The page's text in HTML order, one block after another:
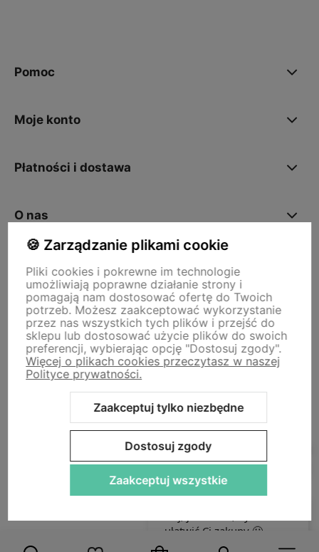
Pomoc
Moje konto
Płatności i dostawa
O nas
Storm - sklep plastyczny
Adres sklepu internetowego:ul. Kazimierza Wielkiego 29a, 50-077
WrocławSiedziba firmy:ul. Jana Uphagena 19, 80-237 Gdańsk NIP:
5840152571
zamowienia@stormplastyczny.pl| Tel.:781350938
Sklep internetowy Shoper Premium
Szablon Shoper Modern 3.0™
🍪 Zarządzanie plikami cookie
Pliki cookies i pokrewne im technologie
umożliwiają poprawne działanie strony i
pomagają nam dostosować ofertę do Twoich
potrzeb. Możesz zaakceptować wykorzystanie
przez nas wszystkich tych plików i przejść do
sklepu lub dostosować użycie plików do swoich
preferencji, wybierając opcję "Dostosuj zgody".
Więcej o plikach cookies przeczytasz w naszej
Polityce prywatności.
Zaakceptuj tylko niezbędne
Dostosuj zgody
Zaakceptuj wszystkie